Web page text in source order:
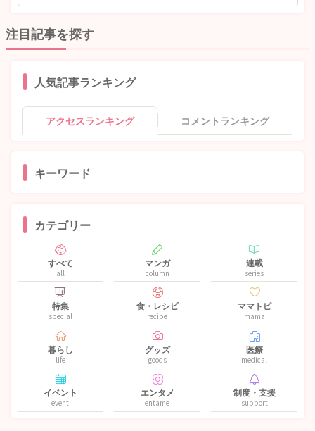
注目記事を探す
人気記事ランキング
アクセスランキング コメントランキング
キーワード
カテゴリー
すべて
all
マンガ
column
連載
series
特集
special
食・レシピ
recipe
ママトピ
mama
暮らし
life
グッズ
goods
医療
medical
イベント
event
エンタメ
entame
制度・支援
support